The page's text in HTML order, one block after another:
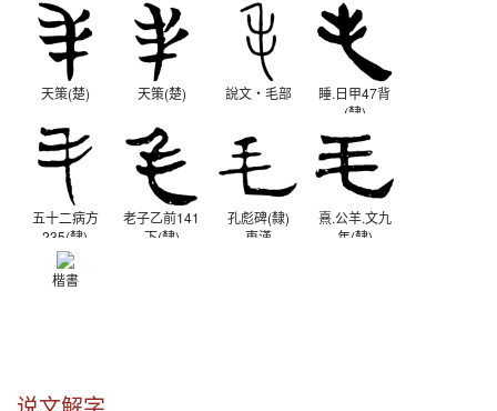
天策(楚) 天策(楚) 說文‧毛部
睡.日甲47背
(隸)
五十二病方
235(隸)
秦
老子乙前141
下(隸)
孔彪碑(隸)
東漢
熹.公羊.文九
年(隸)
楷書